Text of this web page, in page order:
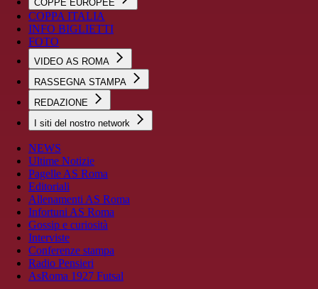
COPPE EUROPEE
COPPA ITALIA
INFO BIGLIETTI
FOTO
VIDEO AS ROMA
RASSEGNA STAMPA
REDAZIONE
I siti del nostro network
NEWS
Ultime Notizie
Pagelle AS Roma
Editoriali
Allenamenti AS Roma
Infortuni AS Roma
Gossip e curiosità
Interviste
Conferenze stampa
Radio Pensieri
AsRoma 1927 Futsal